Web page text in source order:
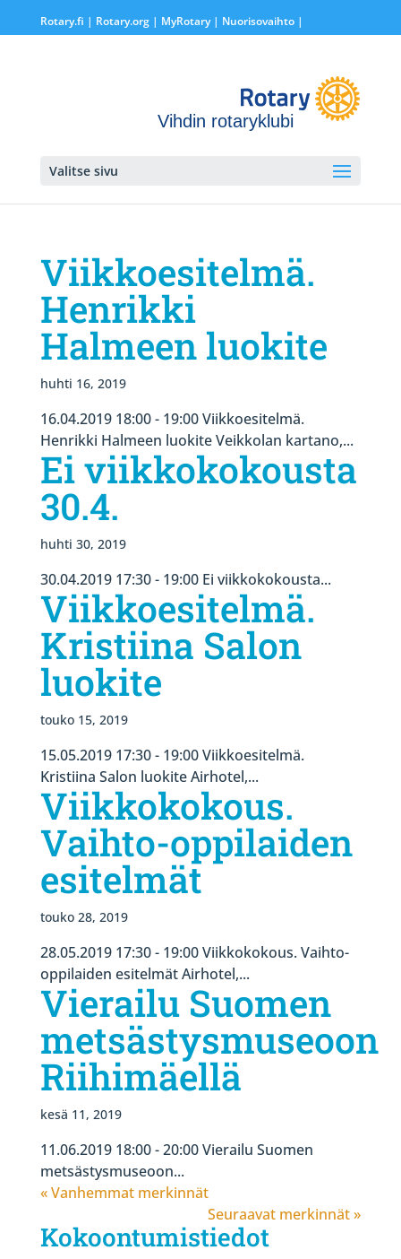
Rotary.fi | Rotary.org| MyRotary | Nuorisovaihto|
Vihdin rotaryklubi
Valitse sivu
Viikkoesitelmä.
Henrikki
Halmeen luokite
huhti 16, 2019
16.04.2019 18:00 - 19:00 Viikkoesitelmä.
Henrikki Halmeen luokite Veikkolan kartano,...
Ei viikkokokousta
30.4.
huhti 30, 2019
30.04.2019 17:30 - 19:00 Ei viikkokokousta...
Viikkoesitelmä.
Kristiina Salon
luokite
touko 15, 2019
15.05.2019 17:30 - 19:00 Viikkoesitelmä.
Kristiina Salon luokite Airhotel,...
Viikkokokous.
Vaihto-oppilaiden
esitelmät
touko 28, 2019
28.05.2019 17:30 - 19:00 Viikkokokous. Vaihto-
oppilaiden esitelmät Airhotel,...
Vierailu Suomen
metsästysmuseoon
Riihimäellä
kesä 11, 2019
11.06.2019 18:00 - 20:00 Vierailu Suomen
metsästysmuseoon...
« Vanhemmat merkinnät
Seuraavat merkinnät »
Kokoontumistiedot